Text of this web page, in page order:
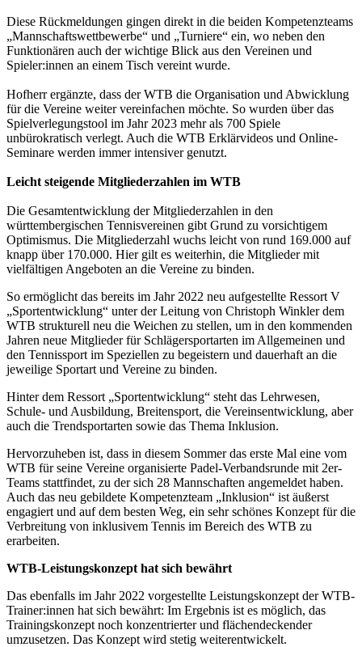
Diese Rückmeldungen gingen direkt in die beiden Kompetenzteams
„Mannschaftswettbewerbe“ und „Turniere“ ein, wo neben den
Funktionären auch der wichtige Blick aus den Vereinen und
Spieler:innen an einem Tisch vereint wurde.
Hofherr ergänzte, dass der WTB die Organisation und Abwicklung
für die Vereine weiter vereinfachen möchte. So wurden über das
Spielverlegungstool im Jahr 2023 mehr als 700 Spiele
unbürokratisch verlegt. Auch die WTB Erklärvideos und Online-
Seminare werden immer intensiver genutzt.
Leicht steigende Mitgliederzahlen im WTB
Die Gesamtentwicklung der Mitgliederzahlen in den
württembergischen Tennisvereinen gibt Grund zu vorsichtigem
Optimismus. Die Mitgliederzahl wuchs leicht von rund 169.000 auf
knapp über 170.000. Hier gilt es weiterhin, die Mitglieder mit
vielfältigen Angeboten an die Vereine zu binden.
So ermöglicht das bereits im Jahr 2022 neu aufgestellte Ressort V
„Sportentwicklung“ unter der Leitung von Christoph Winkler dem
WTB strukturell neu die Weichen zu stellen, um in den kommenden
Jahren neue Mitglieder für Schlägersportarten im Allgemeinen und
den Tennissport im Speziellen zu begeistern und dauerhaft an die
jeweilige Sportart und Vereine zu binden.
Hinter dem Ressort „Sportentwicklung“ steht das Lehrwesen,
Schule- und Ausbildung, Breitensport, die Vereinsentwicklung, aber
auch die Trendsportarten sowie das Thema Inklusion.
Hervorzuheben ist, dass in diesem Sommer das erste Mal eine vom
WTB für seine Vereine organisierte Padel-Verbandsrunde mit 2er-
Teams stattfindet, zu der sich 28 Mannschaften angemeldet haben.
Auch das neu gebildete Kompetenzteam „Inklusion“ ist äußerst
engagiert und auf dem besten Weg, ein sehr schönes Konzept für die
Verbreitung von inklusivem Tennis im Bereich des WTB zu
erarbeiten.
WTB-Leistungskonzept hat sich bewährt
Das ebenfalls im Jahr 2022 vorgestellte Leistungskonzept der WTB-
Trainer:innen hat sich bewährt: Im Ergebnis ist es möglich, das
Trainingskonzept noch konzentrierter und flächendeckender
umzusetzen. Das Konzept wird stetig weiterentwickelt.